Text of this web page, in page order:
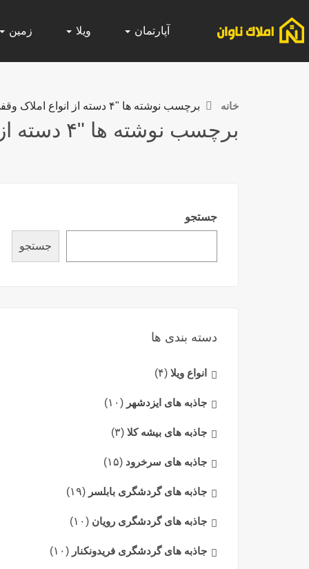
آپارتمان ویلا زمین
خانه برچسب نوشته ها "۴ دسته از انواع املاک وقفی"
برچسب نوشته ها "۴ دسته از انواع املاک وقفی"
جستجو
جستجو
دسته بندی ها
انواع ویلا (۴)
جاذبه های ایزدشهر (۱۰)
جاذبه های بیشه کلا (۳)
جاذبه های سرخرود (۱۵)
جاذبه های گردشگری بابلسر (۱۹)
جاذبه های گردشگری رویان (۱۰)
جاذبه های گردشگری فریدونکنار (۱۰)